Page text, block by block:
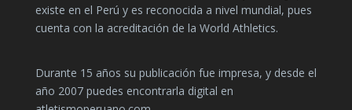
existe en el Perú y es reconocida a nivel mundial, pues
cuenta con la acreditación de la World Athletics.
Durante 15 años su publicación fue impresa, y desde el
año 2007 puedes encontrarla digital en